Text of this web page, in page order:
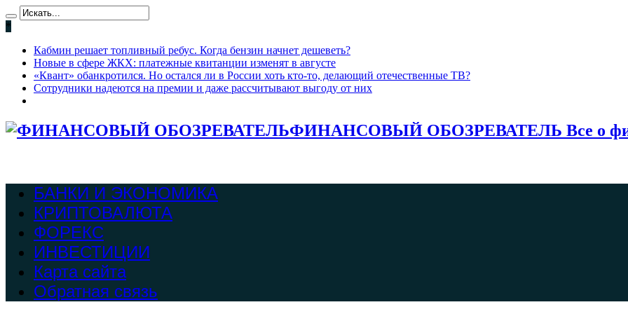
*
Кабмин решает топливный ребус. Когда бензин начнет дешеветь?
Новые в сфере ЖКХ: платежные квитанции изменят в августе
«Квант» обанкротился. Но остался ли в России хоть кто-то, делающий отечественные ТВ?
Сотрудники надеются на премии и даже рассчитывают выгоду от них
ФИНАНСОВЫЙ ОБОЗРЕВАТЕЛЬ Все о
БАНКИ И ЭКОНОМИКА
КРИПТОВАЛЮТА
ФОРЕКС
ИНВЕСТИЦИИ
Карта сайта
Обратная связь